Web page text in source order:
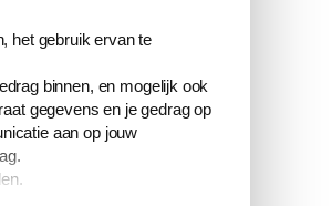
het gebruik ervan te
binnen, en mogelijk ook
gegevens en je gedrag op
aan op jouw